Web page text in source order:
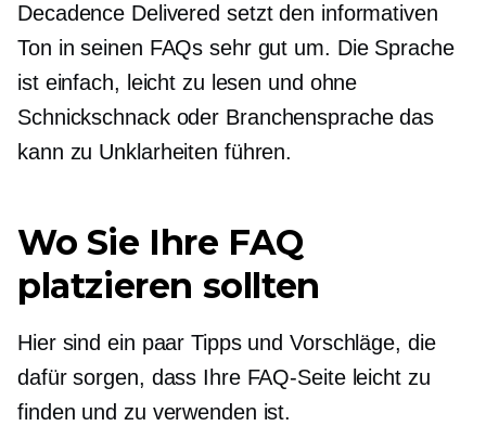
Decadence Delivered setzt den informativen
Ton in seinen FAQs sehr gut um. Die Sprache
ist einfach, leicht zu lesen und ohne
Schnickschnack oder Branchensprachedas
kann zu Unklarheiten führen.
Wo Sie Ihre FAQ
platzieren sollten
Hier sind ein paar Tipps und Vorschläge, die
dafür sorgen, dass Ihre FAQ-Seite leicht zu
finden und zu verwenden ist.